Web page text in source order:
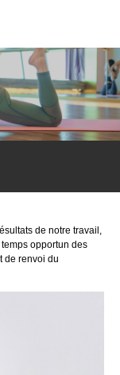
de notre travail,
opportun des
de renvoi du